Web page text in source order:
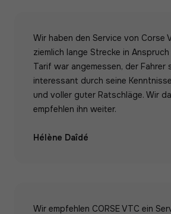
Wir haben den Service von Corse
ziemlich lange Strecke in
Tarif war angemessen, der Fahrer
interessant durch seine
und voller guter Ratschläge. Wir
empfehlen ihn weiter.
Hélène Daîdé
Wir empfehlen CORSE VTC ein